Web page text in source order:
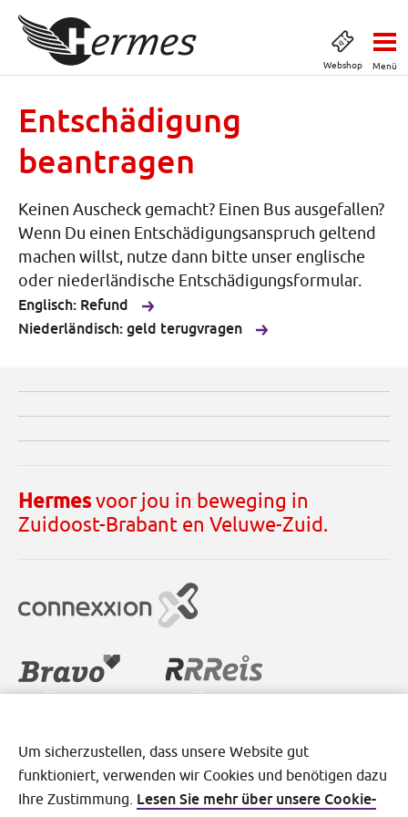
Webshop Menü
Entschädigung
beantragen
Keinen Auscheck gemacht? Einen Bus ausgefallen?
Wenn Du einen Entschädigungsanspruch geltend
machen willst, nutze dann bitte unser englische
oder niederländische Entschädigungsformular.
Englisch: Refund
Niederländisch: geld terugvragen
Hermesvoor jou in beweging in
Zuidoost-Brabant en Veluwe-Zuid.
Um sicherzustellen, dass unsere Website gut
funktioniert, verwenden wir Cookies und benötigen dazu
Ihre Zustimmung. Lesen Sie mehr über unsere Cookie-